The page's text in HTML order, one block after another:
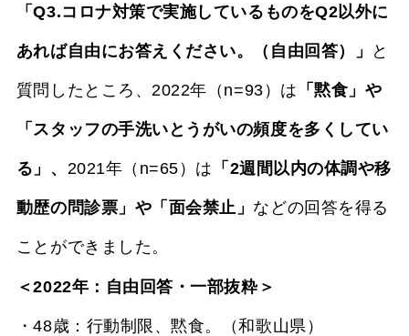
「Q3.コロナ対策で実施しているものをQ2以外に
あれば自由にお答えください。（自由回答）」 と
質問したところ、2022年（n=93）は 「黙食」や
「スタッフの手洗いとうがいの頻度を多くしてい
る」、 2021年（n=65）は 「2週間以内の体調や移
動歴の問診票」や「面会禁止」 などの回答を得る
ことができました。
＜2022年：自由回答・一部抜粋＞
・48歳：行動制限、黙食。（和歌山県）